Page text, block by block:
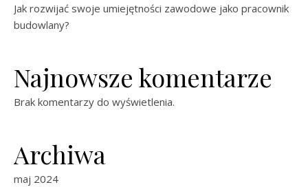
Jak rozwijać swoje umiejętności zawodowe jako pracownik
budowlany?
Najnowsze komentarze
Brak komentarzy do wyświetlenia.
Archiwa
maj 2024